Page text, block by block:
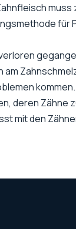
für
kommen.
deren Zähne
mit den